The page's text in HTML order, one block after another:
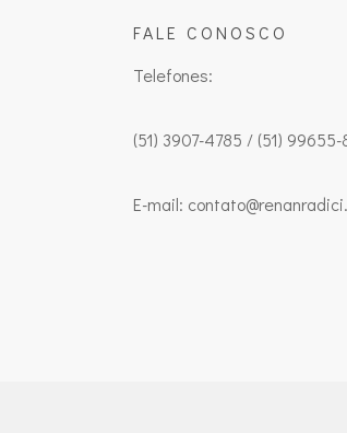
FALE CONOSCO
Telefones:
(51) 3907-4785 / (51) 99655-
E-mail: